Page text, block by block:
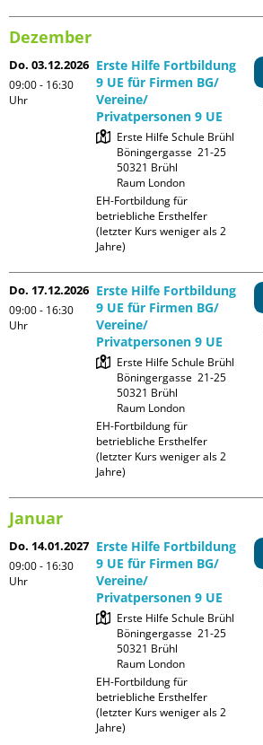
Dezember
Do. 03.12.2026
09:00 - 16:30
Uhr
Erste Hilfe Fortbildung
9 UE für Firmen BG/
Vereine/
Privatpersonen 9 UE
Erste Hilfe Schule Brühl
Böningergasse  21-25
50321 Brühl
Raum London
EH-Fortbildung für
betriebliche Ersthelfer
(letzter Kurs weniger als 2
Jahre)
Do. 17.12.2026
09:00 - 16:30
Uhr
Erste Hilfe Fortbildung
9 UE für Firmen BG/
Vereine/
Privatpersonen 9 UE
Erste Hilfe Schule Brühl
Böningergasse  21-25
50321 Brühl
Raum London
EH-Fortbildung für
betriebliche Ersthelfer
(letzter Kurs weniger als 2
Jahre)
Januar
Do. 14.01.2027
09:00 - 16:30
Uhr
Erste Hilfe Fortbildung
9 UE für Firmen BG/
Vereine/
Privatpersonen 9 UE
Erste Hilfe Schule Brühl
Böningergasse  21-25
50321 Brühl
Raum London
EH-Fortbildung für
betriebliche Ersthelfer
(letzter Kurs weniger als 2
Jahre)